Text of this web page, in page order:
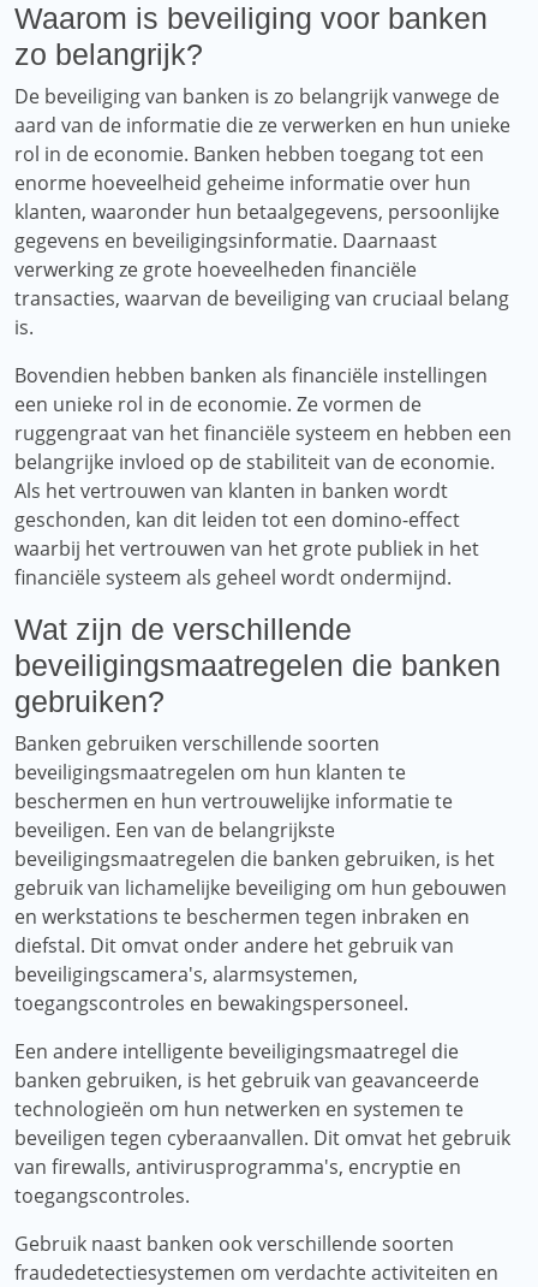
Waarom is beveiliging voor banken
zo belangrijk?
De beveiliging van banken is zo belangrijk vanwege de
aard van de informatie die ze verwerken en hun unieke
rol in de economie. Banken hebben toegang tot een
enorme hoeveelheid geheime informatie over hun
klanten, waaronder hun betaalgegevens, persoonlijke
gegevens en beveiligingsinformatie. Daarnaast
verwerking ze grote hoeveelheden financiële
transacties, waarvan de beveiliging van cruciaal belang
is.
Bovendien hebben banken als financiële instellingen
een unieke rol in de economie. Ze vormen de
ruggengraat van het financiële systeem en hebben een
belangrijke invloed op de stabiliteit van de economie.
Als het vertrouwen van klanten in banken wordt
geschonden, kan dit leiden tot een domino-effect
waarbij het vertrouwen van het grote publiek in het
financiële systeem als geheel wordt ondermijnd.
Wat zijn de verschillende
beveiligingsmaatregelen die banken
gebruiken?
Banken gebruiken verschillende soorten
beveiligingsmaatregelen om hun klanten te
beschermen en hun vertrouwelijke informatie te
beveiligen. Een van de belangrijkste
beveiligingsmaatregelen die banken gebruiken, is het
gebruik van lichamelijke beveiliging om hun gebouwen
en werkstations te beschermen tegen inbraken en
diefstal. Dit omvat onder andere het gebruik van
beveiligingscamera's, alarmsystemen,
toegangscontroles en bewakingspersoneel.
Een andere intelligente beveiligingsmaatregel die
banken gebruiken, is het gebruik van geavanceerde
technologieën om hun netwerken en systemen te
beveiligen tegen cyberaanvallen. Dit omvat het gebruik
van firewalls, antivirusprogramma's, encryptie en
toegangscontroles.
Gebruik naast banken ook verschillende soorten
fraudedetectiesystemen om verdachte activiteiten en